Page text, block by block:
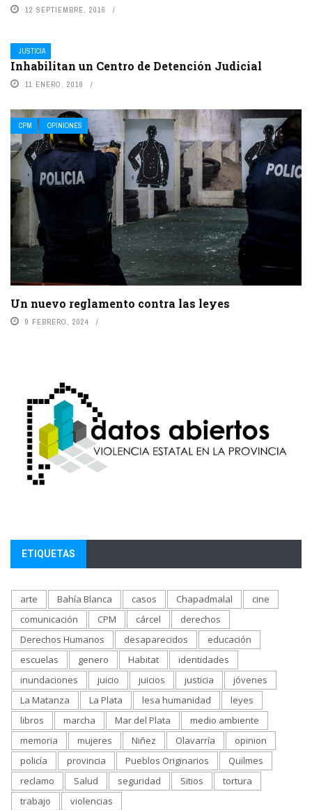
12 SEPTIEMBRE, 2016
JUSTICIA
Inhabilitan un Centro de Detención Judicial
11 ENERO, 2016
CPM OPINIONES
Un nuevo reglamento contra las leyes
9 FEBRERO, 2024
ETIQUETAS
arte Bahía Blanca casos Chapadmalal
cine
comunicación
CPM cárcel
derechos
Derechos Humanos
desaparecidos
educación
escuelas
genero Habitat
identidades
inundaciones
juicio juicios justicia
jóvenes
La Matanza
La Plata lesa humanidad
leyes
libros
marcha Mar del Plata
medio ambiente
memoria
mujeres Niñez Olavarría
opinion
policía
provincia Pueblos Originarios
Quilmes
reclamo
Salud seguridad Sitios
tortura
trabajo
violencias